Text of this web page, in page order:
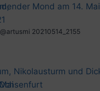
@artusmi 20210514_2155